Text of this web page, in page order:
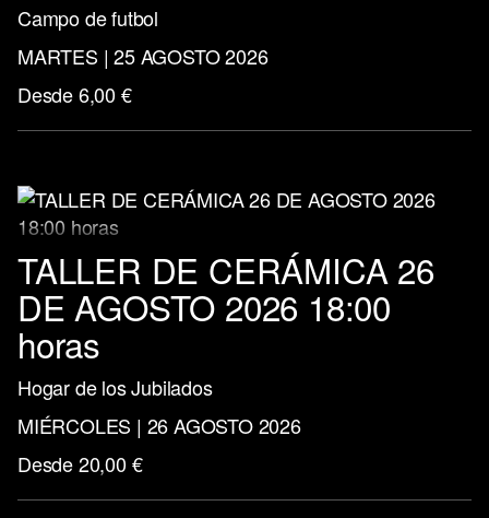
Campo de futbol
MARTES | 25 AGOSTO 2026
Desde 6,00 €
TALLER DE CERÁMICA 26
DE AGOSTO 2026 18:00
horas
Hogar de los Jubilados
MIÉRCOLES | 26 AGOSTO 2026
Desde 20,00 €